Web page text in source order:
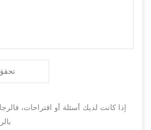
إذا كانت لديك أسئلة أو اقتراحات،